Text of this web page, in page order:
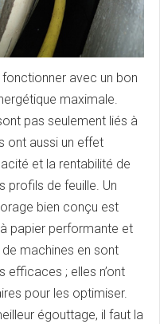
avec un bon
maximale.
pas seulement liés à
ont aussi un effet
et la rentabilité de
profils de feuille. Un
bien conçu est
papier performante et
machines en sont
efficaces ; elles n’ont
pour les optimiser.
égouttage, il faut la